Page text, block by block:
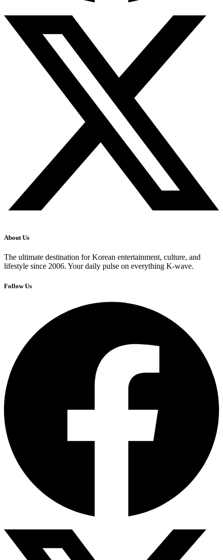
About Us
The ultimate destination for Korean entertainment, culture, and
lifestyle since 2006. Your daily pulse on everything K-wave.
Follow Us